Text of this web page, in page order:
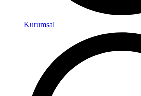
Kurumsal